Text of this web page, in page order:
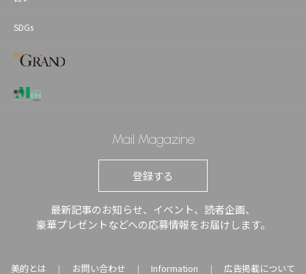
SDGs
Mail Magazine
登録する
最新記事のお知らせ、イベント、読者企画、
豪華プレゼントなどへの応募情報をお届けします。
美的とは ｜ お問い合わせ ｜ Information ｜ 広告掲載について